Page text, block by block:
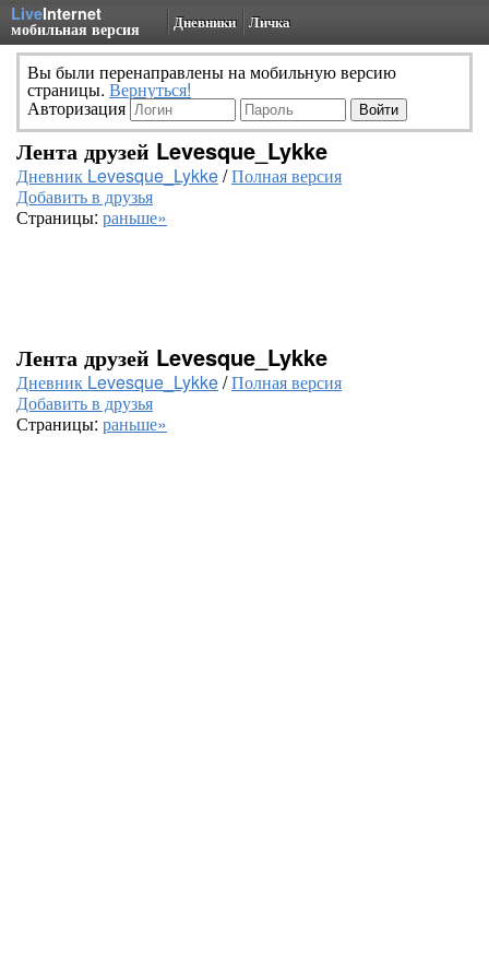
LiveInternet
мобильная версия Дневники Личка
Вы были перенаправлены на мобильную версию
страницы. Вернуться!
Авторизация
Лента друзей Levesque_Lykke
Дневник Levesque_Lykke/Полная версия
Добавить в друзья
Страницы: раньше»
Лента друзей Levesque_Lykke
Дневник Levesque_Lykke/Полная версия
Добавить в друзья
Страницы: раньше»